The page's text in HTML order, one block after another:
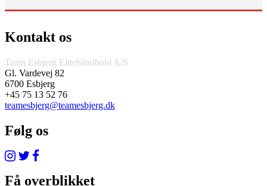
Kontakt os
Team Esbjerg Elitehåndbold A/S
Gl. Vardevej 82
6700 Esbjerg
+45 75 13 52 76
teamesbjerg@teamesbjerg.dk
Følg os
Få overblikket